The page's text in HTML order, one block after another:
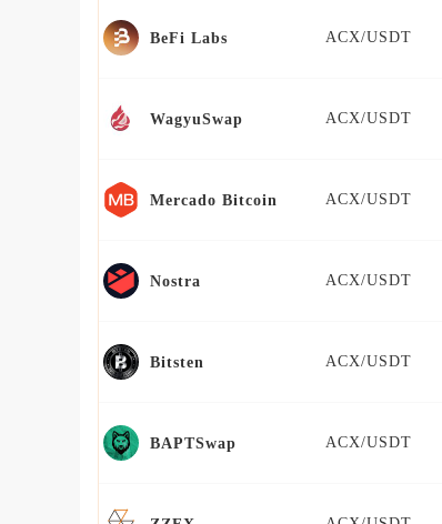
BeFi Labs ACX/USDT
WagyuSwap ACX/USDT
Mercado Bitcoin ACX/USDT
Nostra ACX/USDT
Bitsten ACX/USDT
BAPTSwap ACX/USDT